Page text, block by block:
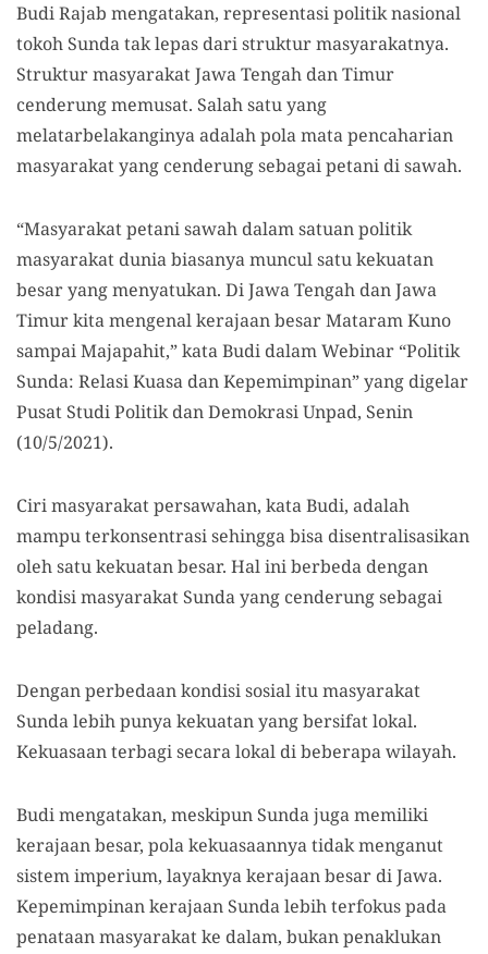
Budi Rajab mengatakan, representasi politik nasional
tokoh Sunda tak lepas dari struktur masyarakatnya.
Struktur masyarakat Jawa Tengah dan Timur
cenderung memusat. Salah satu yang
melatarbelakanginya adalah pola mata pencaharian
masyarakat yang cenderung sebagai petani di sawah.
“Masyarakat petani sawah dalam satuan politik
masyarakat dunia biasanya muncul satu kekuatan
besar yang menyatukan. Di Jawa Tengah dan Jawa
Timur kita mengenal kerajaan besar Mataram Kuno
sampai Majapahit,” kata Budi dalam Webinar “Politik
Sunda: Relasi Kuasa dan Kepemimpinan” yang digelar
Pusat Studi Politik dan Demokrasi Unpad, Senin
(10/5/2021).
Ciri masyarakat persawahan, kata Budi, adalah
mampu terkonsentrasi sehingga bisa disentralisasikan
oleh satu kekuatan besar. Hal ini berbeda dengan
kondisi masyarakat Sunda yang cenderung sebagai
peladang.
Dengan perbedaan kondisi sosial itu masyarakat
Sunda lebih punya kekuatan yang bersifat lokal.
Kekuasaan terbagi secara lokal di beberapa wilayah.
Budi mengatakan, meskipun Sunda juga memiliki
kerajaan besar, pola kekuasaannya tidak menganut
sistem imperium, layaknya kerajaan besar di Jawa.
Kepemimpinan kerajaan Sunda lebih terfokus pada
penataan masyarakat ke dalam, bukan penaklukan